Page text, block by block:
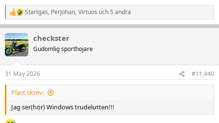
R
e
a
k
t
i
e
r
Startgas, PerJohan,Virtuos och 5 andra
checkster
Gudomlig sporthojare
31 May 2026 #11,440
Plast skrev:
Jag ser(hör) Windows trudelutten!!!